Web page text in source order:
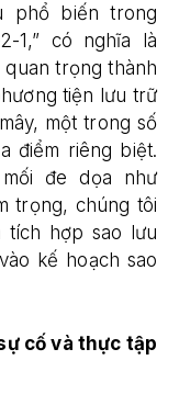
phổ biến trong
1,” có nghĩa là
trọng thành
tiện lưu trữ
một trong số
điểm riêng biệt.
đe dọa như
trọng, chúng tôi
tích hợp sao lưu
kế hoạch sao
cố và thực tập